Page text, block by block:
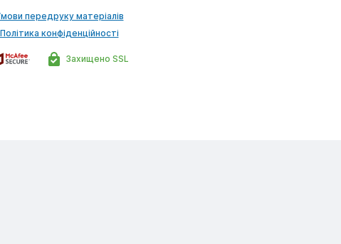
Захищено SSL
передруку матеріалів
Політика конфіденційності